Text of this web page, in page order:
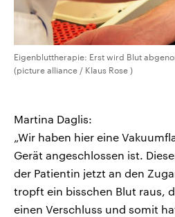
Eigenbluttherapie: Erst wird Blut
(picture alliance / Klaus Rose )
Martina Daglis:
„Wir haben hier eine
Gerät angeschlossen ist.
der Patientin jetzt an den
tropft ein bisschen Blut raus,
einen Verschluss und somit